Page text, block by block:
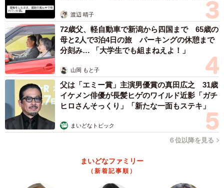
渡辺 晴子
72歳父、軽自動車で新潟から四国まで 65歳の
母と2人で3泊4日の旅 パーキングの休憩まで
分刻み… 「大学生でも組まねえよ！」
山岡 もと子
父は「エミー賞」主演男優賞の真田広之 31歳
イケメン俳優が長髪ヒゲのワイルド近影「ガチ
ヒロさんそっくり」「新たな一面もステキ」
まいどなトピック
６位以降を見る
まいどなファミリー
（新着記事順）